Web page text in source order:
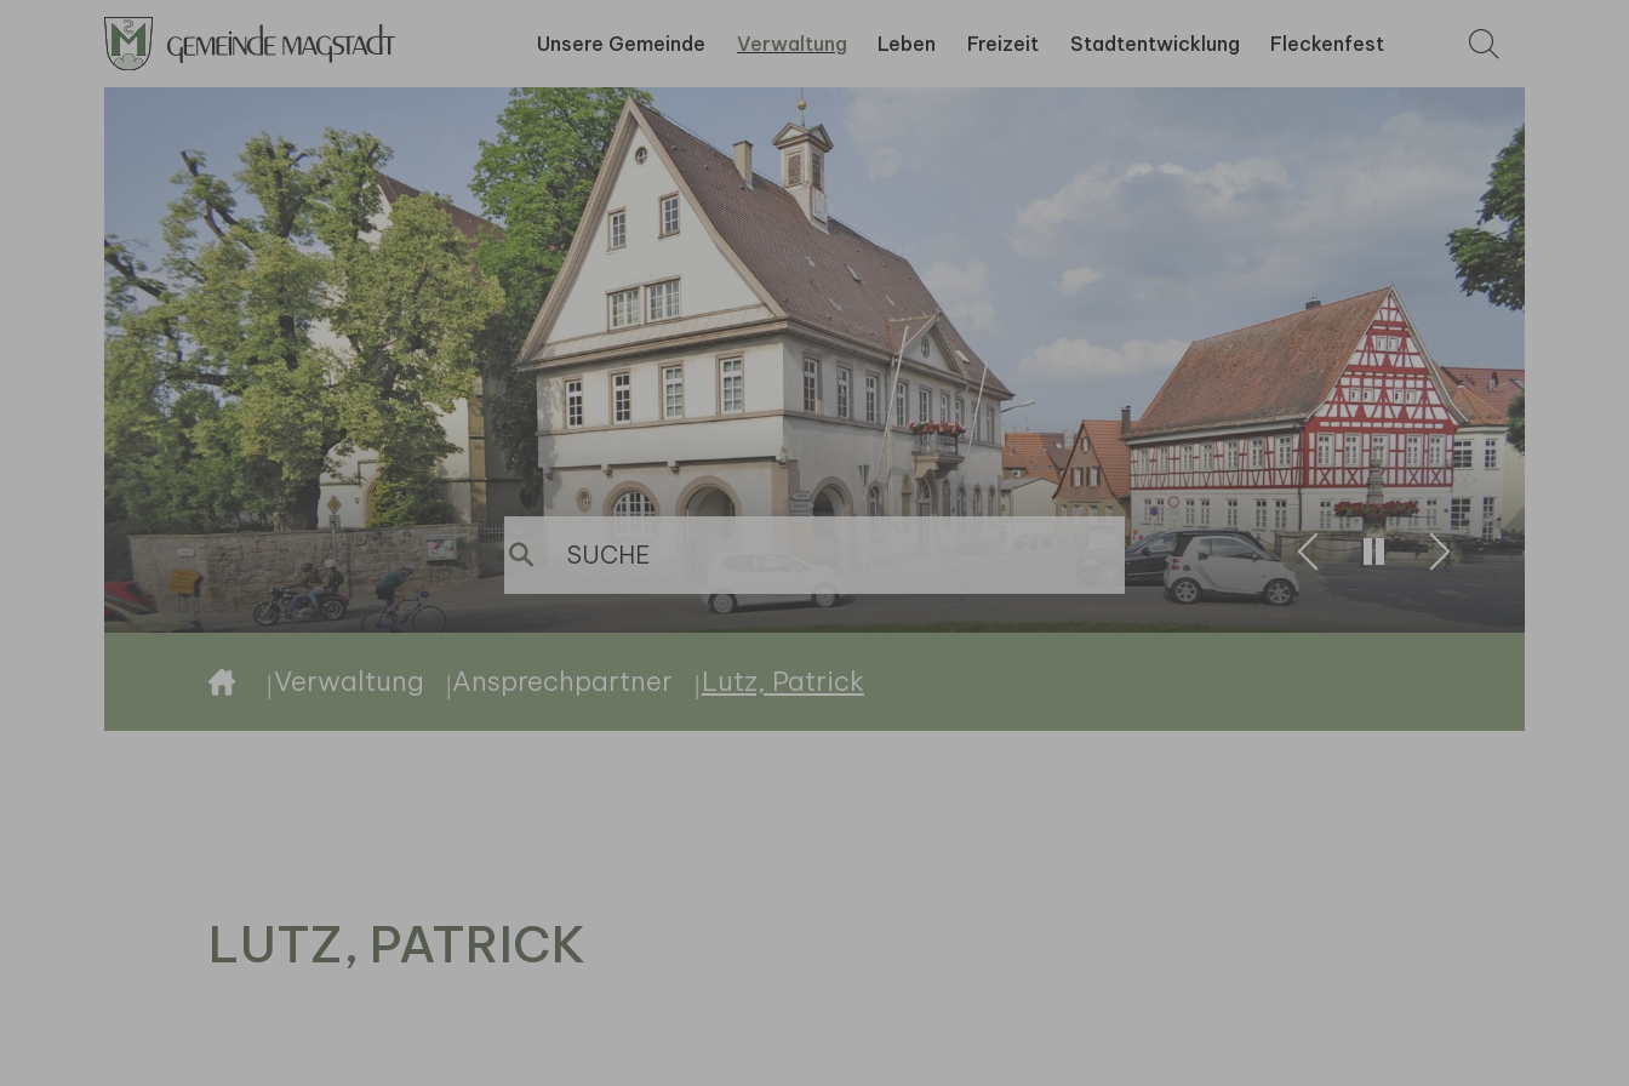
Zum Hauptinhalt springen
Unsere Gemeinde
Verwaltung Leben Freizeit Stadtentwicklung Fleckenfest
Zurück Weiter
Verwaltung Ansprechpartner Lutz, Patrick
LUTZ, PATRICK